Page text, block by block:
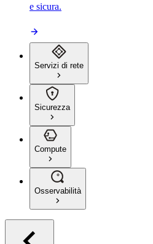
e sicura.
Servizi di rete
Sicurezza
Compute
Osservabilità